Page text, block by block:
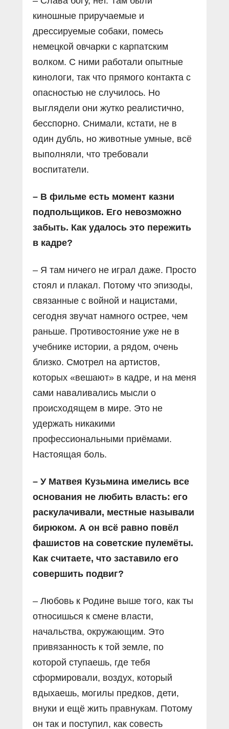
киношные приручаемые и
дрессируемые собаки, помесь
немецкой овчарки с карпатским
волком. С ними работали опытные
кинологи, так что прямого контакта с
опасностью не случилось. Но
выглядели они жутко реалистично,
бесспорно. Снимали, кстати, не в
один дубль, но животные умные, всё
выполняли, что требовали
воспитатели.
– В фильме есть момент казни
подпольщиков. Его невозможно
забыть. Как удалось это пережить
в кадре?
– Я там ничего не играл даже. Просто
стоял и плакал. Потому что эпизоды,
связанные с войной и нацистами,
сегодня звучат намного острее, чем
раньше. Противостояние уже не в
учебнике истории, а рядом, очень
близко. Смотрел на артистов,
которых «вешают» в кадре, и на меня
сами наваливались мысли о
происходящем в мире. Это не
удержать никакими
профессиональными приёмами.
Настоящая боль.
– У Матвея Кузьмина имелись все
основания не любить власть: его
раскулачивали, местные называли
бирюком. А он всё равно повёл
фашистов на советские пулемёты.
Как считаете, что заставило его
совершить подвиг?
– Любовь к Родине выше того, как ты
относишься к смене власти,
начальства, окружающим. Это
привязанность к той земле, по
которой ступаешь, где тебя
сформировали, воздух, который
вдыхаешь, могилы предков, дети,
внуки и ещё жить правнукам. Потому
он так и поступил, как совесть